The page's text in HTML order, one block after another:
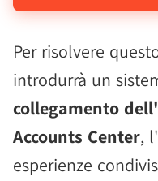
Per risolvere
introdurrà un
collegamento
Accounts Center,
esperienze